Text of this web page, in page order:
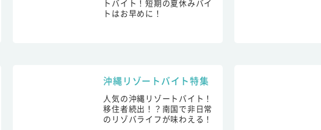
トバイト！短期の夏休みバイ
トはお早めに！
沖縄リゾートバイト特集
人気の沖縄リゾートバイト！
移住者続出！？南国で非日常
のリゾバライフが味わえる！